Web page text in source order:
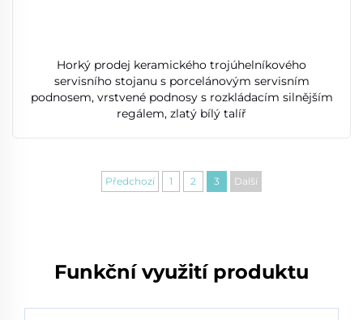
Horký prodej keramického trojúhelníkového
servisního stojanu s porcelánovým servisním
podnosem, vrstvené podnosy s rozkládacím silnějším
regálem, zlatý bílý talíř
Předchozí 1 2 3 Další
Funkční využití produktu